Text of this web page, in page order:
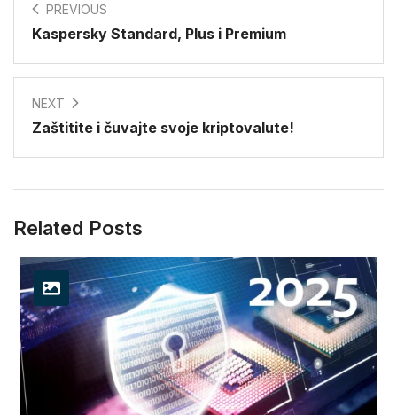
PREVIOUS
Kaspersky Standard, Plus i Premium
NEXT
Zaštitite i čuvajte svoje kriptovalute!
Related Posts